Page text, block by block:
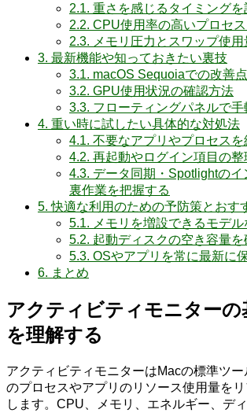
2.1. 重さを感じるタイミングを
2.2. CPU使用率の高いプロセ
2.3. メモリ圧力とスワップ使
3. 最新機能や知っておきたい裏技
3.1. macOS Sequoiaでの改善点
3.2. GPU使用状況の確認方法
3.3. フローティングパネルで
4. 重い時に試したい具体的な対処法
4.1. 不要なアプリやプロセスを
4.2. 再起動やログイン項目の整
4.3. データ同期・Spotlightの
裏作業を把握する
5. 快適な利用のための予防策とおす
5.1. メモリを増設できるモデ
5.2. 起動ディスクの空き容量を
5.3. OSやアプリを常に最新に
6. まとめ
アクティビティモニターの
を理解する
アクティビティモニターはMacの標準ツ
のプロセスやアプリのリソース使用量を
します。CPU、メモリ、エネルギー、デ